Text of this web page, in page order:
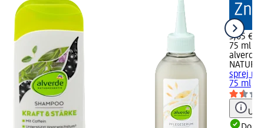
3,65 €
75 ml
alverde
sprej na
75 ml